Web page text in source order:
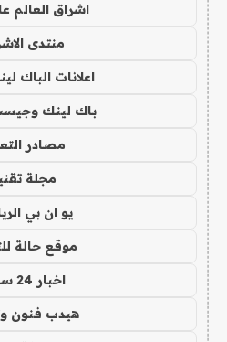
اشراق العالم
منتدى
اعلانات الباك لينك
باك لينك
مصادر
مجلة
يو ان بي
موقع حالة
اخبار 24 ساعة
هيدب فنون